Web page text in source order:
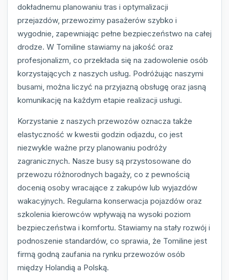
dokładnemu planowaniu tras i optymalizacji
przejazdów, przewozimy pasażerów szybko i
wygodnie, zapewniając pełne bezpieczeństwo na całej
drodze. W Tomiline stawiamy na jakość oraz
profesjonalizm, co przekłada się na zadowolenie osób
korzystających z naszych usług. Podróżując naszymi
busami, można liczyć na przyjazną obsługę oraz jasną
komunikację na każdym etapie realizacji usługi.
Korzystanie z naszych przewozów oznacza także
elastyczność w kwestii godzin odjazdu, co jest
niezwykle ważne przy planowaniu podróży
zagranicznych. Nasze busy są przystosowane do
przewozu różnorodnych bagaży, co z pewnością
docenią osoby wracające z zakupów lub wyjazdów
wakacyjnych. Regularna konserwacja pojazdów oraz
szkolenia kierowców wpływają na wysoki poziom
bezpieczeństwa i komfortu. Stawiamy na stały rozwój i
podnoszenie standardów, co sprawia, że Tomiline jest
firmą godną zaufania na rynku przewozów osób
między Holandią a Polską.